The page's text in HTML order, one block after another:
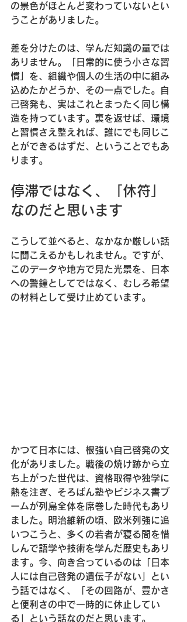
の景色がほとんど変わっていないとい
うことがありました。
差を分けたのは、学んだ知識の量では
ありません。「日常的に使う小さな習
慣」を、組織や個人の生活の中に組み
込めたかどうか、その一点でした。自
己啓発も、実はこれとまったく同じ構
造を持っています。裏を返せば、環境
と習慣さえ整えれば、誰にでも同じこ
とができるはずだ、ということでもあ
ります。
停滞ではなく、「休符」
なのだと思います
こうして並べると、なかなか厳しい話
に聞こえるかもしれません。ですが、
このデータや地方で見た光景を、日本
への警鐘としてではなく、むしろ希望
の材料として受け止めています。
かつて日本には、根強い自己啓発の文
化がありました。戦後の焼け跡から立
ち上がった世代は、資格取得や独学に
熱を注ぎ、そろばん塾やビジネス書ブ
ームが列島全体を席巻した時代もあり
ました。明治維新の頃、欧米列強に追
いつこうと、多くの若者が寝る間を惜
しんで語学や技術を学んだ歴史もあり
ます。今、向き合っているのは「日本
人には自己啓発の遺伝子がない」とい
う話ではなく、「その回路が、豊かさ
と便利さの中で一時的に休止してい
る」という話なのだと思います。